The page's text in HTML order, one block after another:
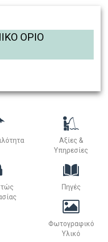
ΟΡΙΟ
Αξίες &
Υπηρεσίες
Πηγές
Φωτογραφικό
Υλικό